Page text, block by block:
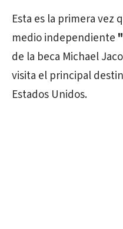
Esta es la primera vez
medio independiente
de la beca Michael
visita el principal
Estados Unidos.